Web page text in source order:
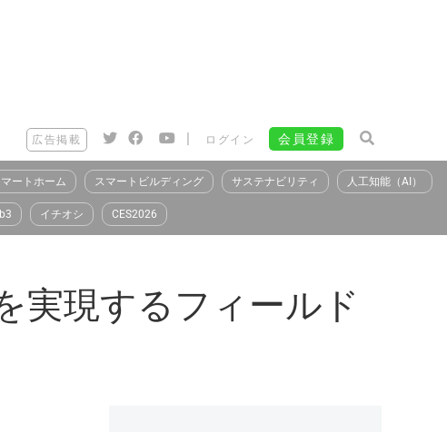
広告掲載 | ログイン 会員登録
ートホーム スマートビルディング サステナビリティ 人工知能（AI）
イチオシ CES2026
実現するフィールド